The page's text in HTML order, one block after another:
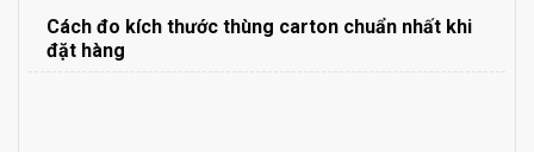
Cách đo kích thước thùng carton chuẩn nhất khi
đặt hàng